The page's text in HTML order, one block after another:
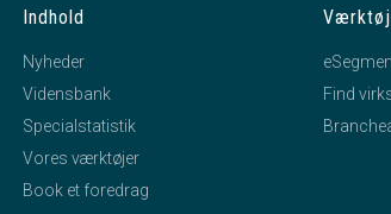
Indhold
Nyheder
Vidensbank
Specialstatistik
Vores værktøjer
Book et foredrag
Find